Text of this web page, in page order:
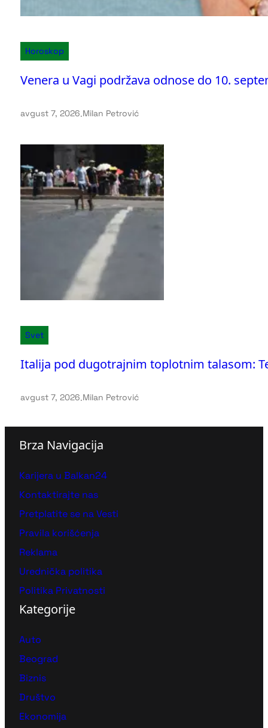
Horoskop
Venera u Vagi podržava odnose do 10.
avgust 7, 2026.Milan Petrović
Svet
Italija pod dugotrajnim toplotnim talasom:
avgust 7, 2026.Milan Petrović
Brza Navigacija
Karijera u Balkan24
Kontaktirajte nas
Pretplatite se na Vesti
Pravila korišćenja
Reklama
Urednička politika
Politika Privatnosti
Kategorije
Auto
Beograd
Biznis
Društvo
Ekonomija